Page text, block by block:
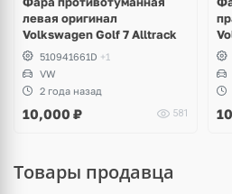
левая оригинал
Volkswagen Golf 7 Alltrack
510941661D +1
VW
2 года назад
10,000 ₽ 581
Товары продавца